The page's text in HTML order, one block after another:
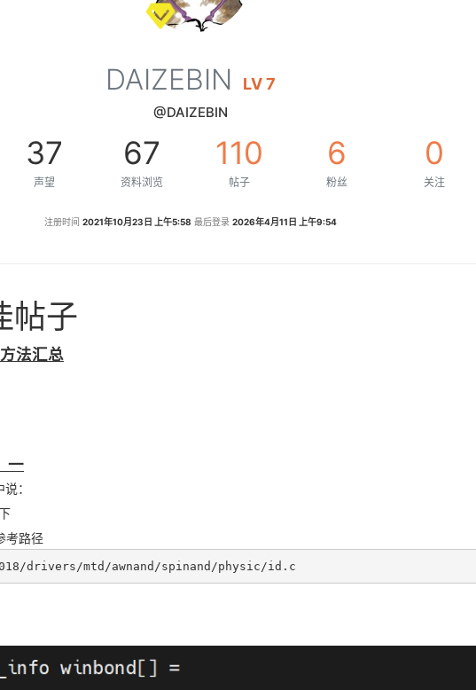
DAIZEBIN LV 7
@DAIZEBIN
37
声望
67
资料浏览
110
帖子
6
粉丝
0
关注
注册时间 2021年10月23日 上午5:58 最后登录 2026年4月11日 上午9:54
帖子
法汇总
一
说：
考路径